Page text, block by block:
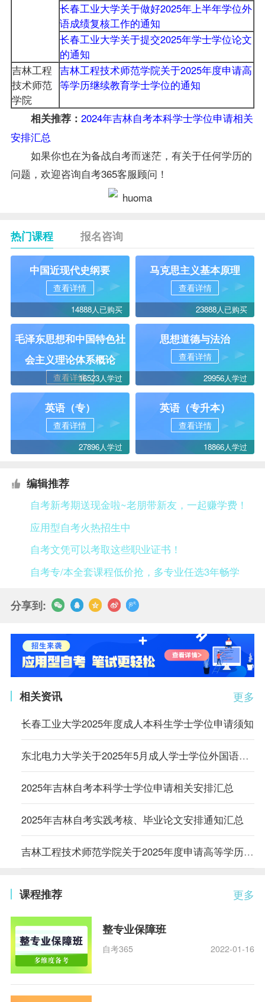
长春工业大学关于做好2025年上半年学位外
语成绩复核工作的通知
长春工业大学关于提交2025年学士学位论文
的通知
吉林工程
技术师范
学院
吉林工程技术师范学院关于2025年度申请高
等学历继续教育学士学位的通知
相关推荐： 2024年吉林自考本科学士学位申请相关
安排汇总
如果你也在为备战自考而迷茫，有关于任何学历的
问题，欢迎咨询自考365客服顾问！
热门课程 报名咨询
中国近现代史纲要
查看详情
14888人已购买
马克思主义基本原理
查看详情
23888人已购买
毛泽东思想和中国特色社
会主义理论体系概论
查看详情16523人学过
思想道德与法治
查看详情
29956人学过
英语（专）
查看详情
27896人学过
英语（专升本）
查看详情
18866人学过
编辑推荐
自考新考期送现金啦~老朋带新友，一起赚学费！
应用型自考火热招生中
自考文凭可以考取这些职业证书！
自考专/本全套课程低价抢，多专业任选3年畅学
分享到:
更多
相关资讯
长春工业大学2025年度成人本科生学士学位申请须知
东北电力大学关于2025年5月成人学士学位外国语水平考试结果查询的通知
2025年吉林自考本科学士学位申请相关安排汇总
2025年吉林自考实践考核、毕业论文安排通知汇总
吉林工程技术师范学院关于2025年度申请高等学历继续教育学士学位的通知
更多
课程推荐
整专业保障班
自考365 2022-01-16